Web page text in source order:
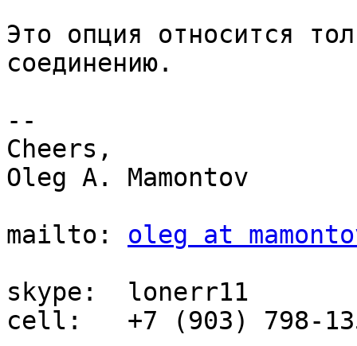
Это опция относится
соединению.
--
Cheers,
Oleg A. Mamontov
mailto: oleg at
skype:  lonerr11
cell:   +7 (903) 798-